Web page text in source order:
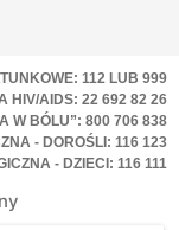
112 LUB 999
HIV/AIDS: 22 692 82 26
W BÓLU”: 800 706 838
- DOROŚLI: 116 123
- DZIECI: 116 111